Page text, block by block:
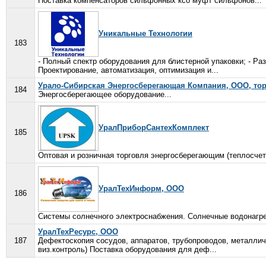
183
Уникальные Технологии
- Полный спектр оборудования для блистерной упаковки; -
Проектирование, автоматизация, оптимизация и...
184
Урало-Сибирская Энергосберегающая Компания, ООО,
Энергосберегающее оборудование...
185
УралПриборСантехКомплект
Оптовая и розничная торговля энергосберегающим
186
УралТехИнформ, ООО
Системы солнечного электроснабжения. Солнечные
187
УралТехРесурс, ООО
Дефектоскопия сосудов, аппаратов, трубопроводов,
виз.контроль) Поставка оборудования для деф...